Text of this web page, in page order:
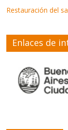
Restauración del
Enlaces de